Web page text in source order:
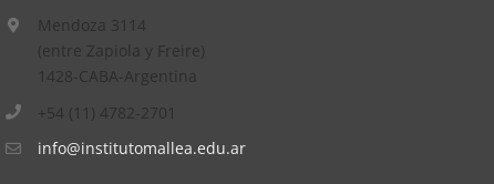
Mendoza 3114
(entre Zapiola y Freire)
1428-CABA-Argentina
+54 (11) 4782-2701
info@institutomallea.edu.ar